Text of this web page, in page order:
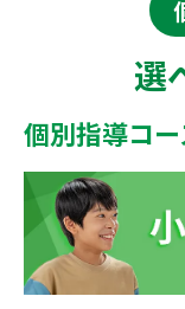
選
個別指導コー